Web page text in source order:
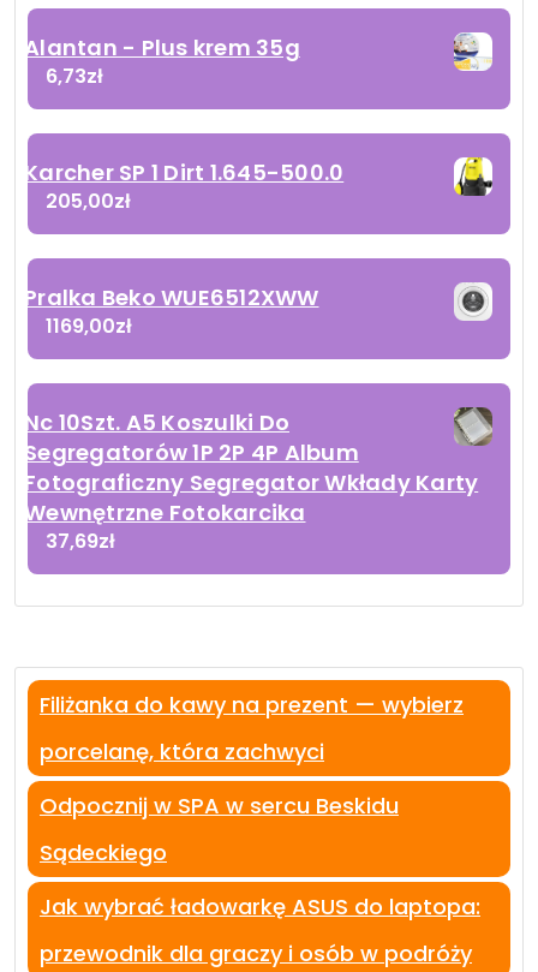
Alantan - Plus krem 35g
6,73zł
Karcher SP 1 Dirt 1.645-500.0
205,00zł
Pralka Beko WUE6512XWW
1169,00zł
Nc 10Szt. A5 Koszulki Do
Segregatorów 1P 2P 4P Album
Fotograficzny Segregator Wkłady Karty
Wewnętrzne Fotokarcika
37,69zł
Filiżanka do kawy na prezent — wybierz
porcelanę, która zachwyci
Odpocznij w SPA w sercu Beskidu
Sądeckiego
Jak wybrać ładowarkę ASUS do laptopa:
przewodnik dla graczy i osób w podróży